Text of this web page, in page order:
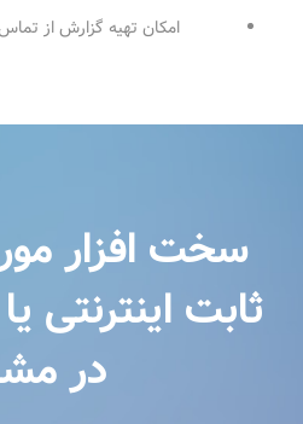
امکان تهیه گزارش از
سخت افزار
در